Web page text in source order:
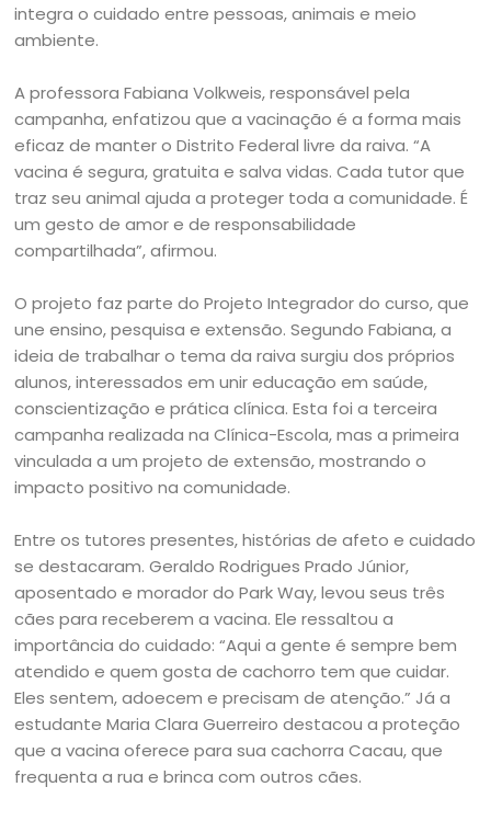
integra o cuidado entre pessoas, animais e meio
ambiente.
A professora Fabiana Volkweis, responsável pela
campanha, enfatizou que a vacinação é a forma mais
eficaz de manter o Distrito Federal livre da raiva. “A
vacina é segura, gratuita e salva vidas. Cada tutor que
traz seu animal ajuda a proteger toda a comunidade. É
um gesto de amor e de responsabilidade
compartilhada”, afirmou.
O projeto faz parte do Projeto Integrador do curso, que
une ensino, pesquisa e extensão. Segundo Fabiana, a
ideia de trabalhar o tema da raiva surgiu dos próprios
alunos, interessados em unir educação em saúde,
conscientização e prática clínica. Esta foi a terceira
campanha realizada na Clínica-Escola, mas a primeira
vinculada a um projeto de extensão, mostrando o
impacto positivo na comunidade.
Entre os tutores presentes, histórias de afeto e cuidado
se destacaram. Geraldo Rodrigues Prado Júnior,
aposentado e morador do Park Way, levou seus três
cães para receberem a vacina. Ele ressaltou a
importância do cuidado: “Aqui a gente é sempre bem
atendido e quem gosta de cachorro tem que cuidar.
Eles sentem, adoecem e precisam de atenção.” Já a
estudante Maria Clara Guerreiro destacou a proteção
que a vacina oferece para sua cachorra Cacau, que
frequenta a rua e brinca com outros cães.